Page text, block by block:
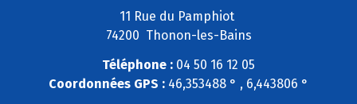
11 Rue du Pamphiot
74200 Thonon-les-Bains
Téléphone : 04 50 16 12 05
Coordonnées GPS : 46,353488 ° , 6,443806 °